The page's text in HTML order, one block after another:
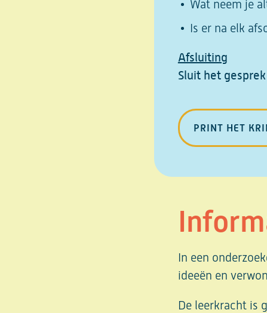
Wat neem je
Is er na elk
Afsluiting
Sluit het
PRINT HET
In een
ideeën en
De leerkracht is